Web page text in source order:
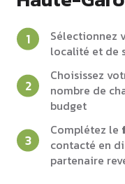
Sélectionnez
localité et de
Choisissez
nombre de
budget
Complétez le
contacté en
partenaire